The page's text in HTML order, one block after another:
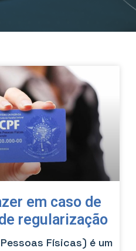
em caso de
regularização
Físicas) é um